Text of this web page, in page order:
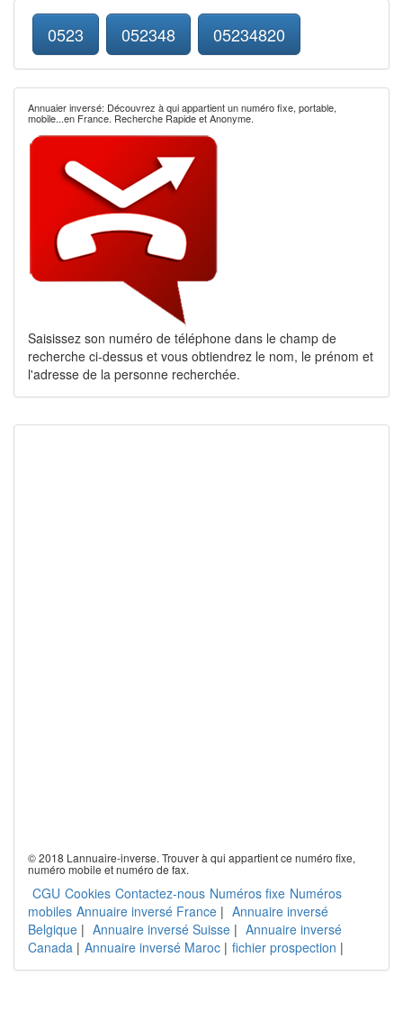
0523 052348 05234820
Annuaier inversé: Découvrez à qui appartient un numéro fixe, portable,
mobile...en France. Recherche Rapide et Anonyme.
Saisissez son numéro de téléphone dans le champ de
recherche ci-dessus et vous obtiendrez le nom, le prénom et
l'adresse de la personne recherchée.
© 2018 Lannuaire-inverse. Trouver à qui appartient ce numéro fixe,
numéro mobile et numéro de fax.
CGU Cookies Contactez-nous Numéros fixe Numéros
mobiles Annuaire inversé France | Annuaire inversé
Belgique | Annuaire inversé Suisse | Annuaire inversé
Canada | Annuaire inversé Maroc | fichier prospection |